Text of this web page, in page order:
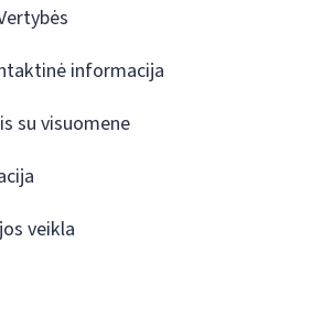
informacija
su visuomene
veikla